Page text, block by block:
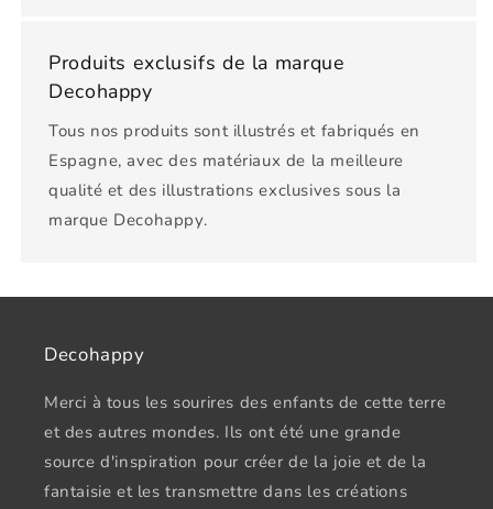
Produits exclusifs de la marque
Decohappy
Tous nos produits sont illustrés et fabriqués en
Espagne, avec des matériaux de la meilleure
qualité et des illustrations exclusives sous la
marque Decohappy.
Decohappy
Merci à tous les sourires des enfants de cette terre
et des autres mondes. Ils ont été une grande
source d'inspiration pour créer de la joie et de la
fantaisie et les transmettre dans les créations